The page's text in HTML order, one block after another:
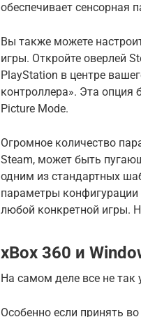
обеспечивает сенсорная
Вы также можете
игры. Откройте оверлей
PlayStation в центре
контроллера». Эта опция
Picture Mode.
Огромное количество
Steam, может быть
одним из стандартных
параметры
любой конкретной игры.
xBox 360 и
На самом деле все не так
Особенно если принять